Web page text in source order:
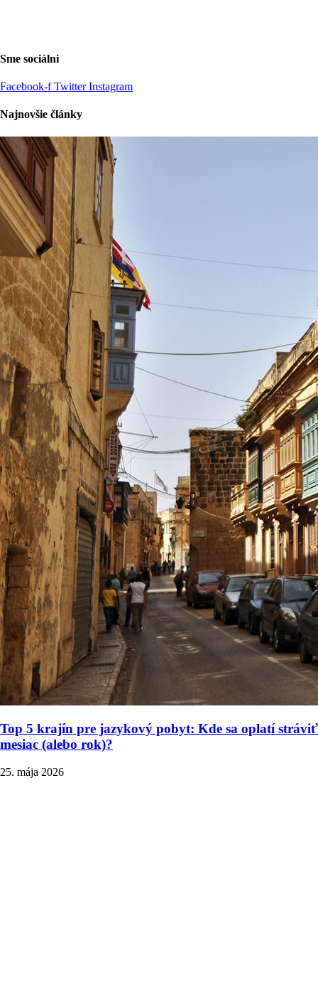
Sme sociálni
Facebook-f Twitter Instagram
Najnovšie články
Top 5 krajín pre jazykový pobyt: Kde sa oplatí stráviť
mesiac (alebo rok)?
25. mája 2026